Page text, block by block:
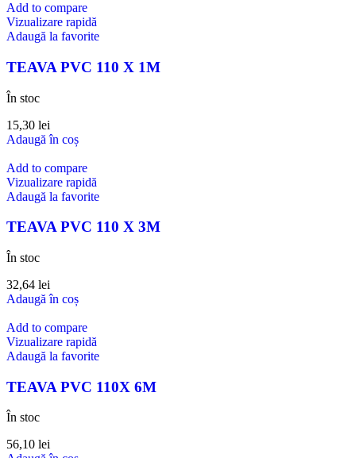
Add to compare
Vizualizare rapidă
Adaugă la favorite
TEAVA PVC 110 X 1M
În stoc
15,30 lei
Adaugă în coș
Add to compare
Vizualizare rapidă
Adaugă la favorite
TEAVA PVC 110 X 3M
În stoc
32,64 lei
Adaugă în coș
Add to compare
Vizualizare rapidă
Adaugă la favorite
TEAVA PVC 110X 6M
În stoc
56,10 lei